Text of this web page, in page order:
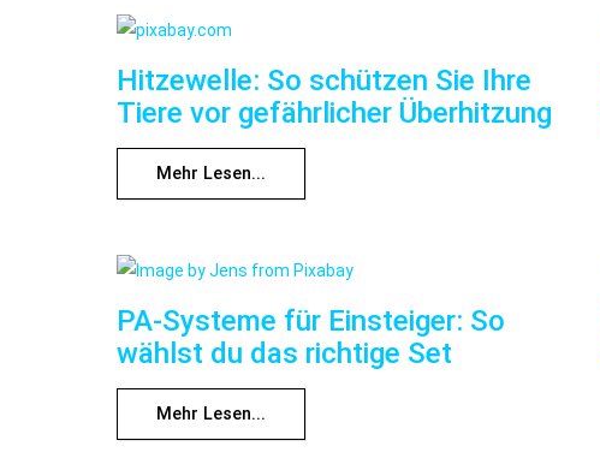
Hitzewelle: So schützen Sie Ihre
Tiere vor gefährlicher Überhitzung
Mehr Lesen...
PA-Systeme für Einsteiger: So
wählst du das richtige Set
Mehr Lesen...